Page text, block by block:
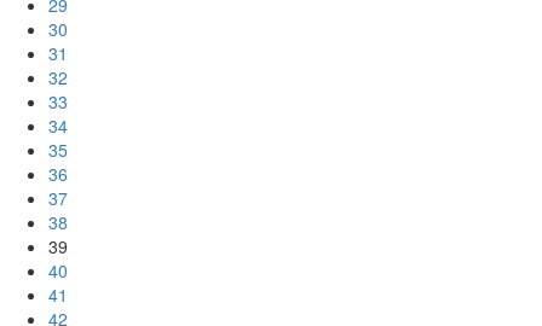
29
30
31
32
33
34
35
36
37
38
39
40
41
42